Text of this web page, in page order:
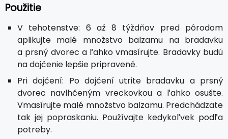
Použitie
V tehotenstve: 6 až 8 týždňov pred pôrodom
aplikujte malé množstvo balzamu na bradavku
a prsný dvorec a ľahko vmasírujte. Bradavky budú
na dojčenie lepšie pripravené.
Pri dojčení: Po dojčení utrite bradavku a prsný
dvorec navlhčeným vreckovkou a ľahko osušte.
Vmasírujte malé množstvo balzamu. Predchádzate
tak jej popraskaniu. Používajte kedykoľvek podľa
potreby.